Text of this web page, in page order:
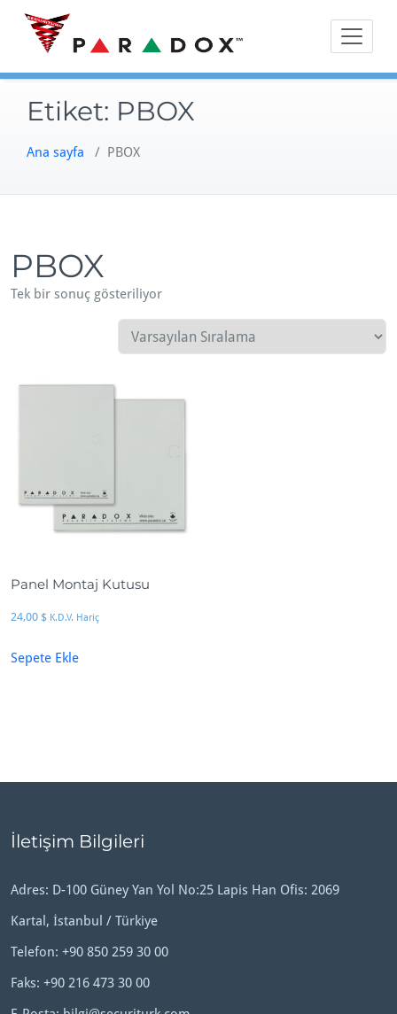
Skip
content
Etiket: PBOX
Ana sayfa / PBOX
PBOX
Tek bir sonuç gösteriliyor
Panel Montaj Kutusu
24,00 $ K.D.V. Hariç
Sepete Ekle
İletişim Bilgileri
Adres: D-100 Güney Yan Yol No:25 Lapis Han Ofis: 2069
Kartal, İstanbul / Türkiye
Telefon: +90 850 259 30 00
Faks: +90 216 473 30 00